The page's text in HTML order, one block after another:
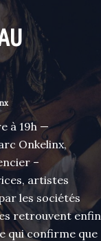
à 19h —
Onkelinx,
–
artistes
les sociétés
retrouvent enfin
qui confirme que